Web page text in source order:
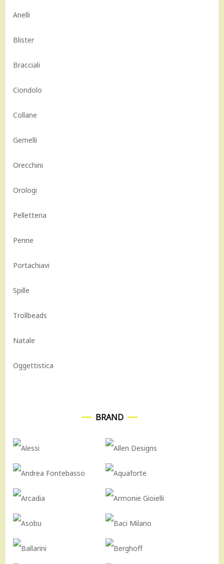
Anelli
Blister
Bracciali
Ciondolo
Collane
Gemelli
Orecchini
Orologi
Pelletteria
Penne
Portachiavi
Spille
Trollbeads
Natale
Oggettistica
BRAND